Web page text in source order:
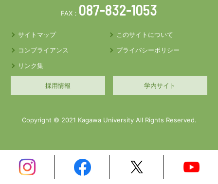
FAX： 087-832-1053
サイトマップ
このサイトについて
コンプライアンス
プライバシーポリシー
リンク集
採用情報 学内サイト
Copyright © 2021 Kagawa University All Rights Reserved.